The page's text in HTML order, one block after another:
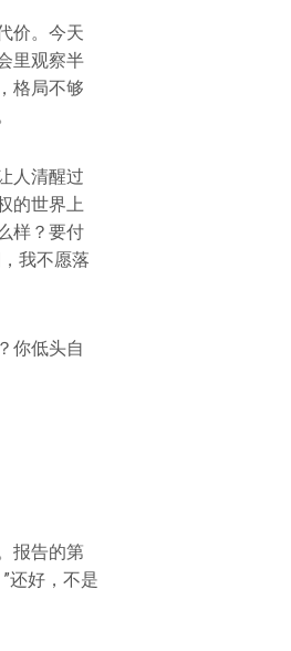
价。今天
里观察半
格局不够
人清醒过
的世界上
样？要付
我不愿落
你低头自
报告的第
还好，不是